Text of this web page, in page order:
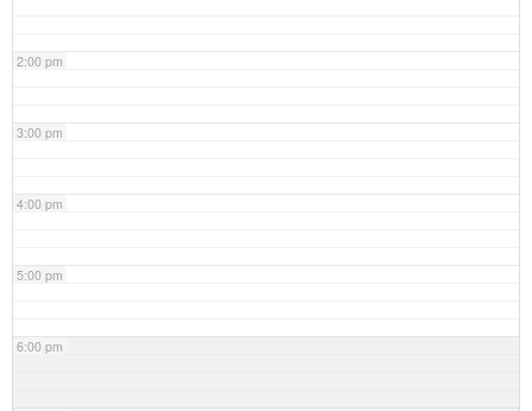
2:00 pm
3:00 pm
4:00 pm
5:00 pm
6:00 pm